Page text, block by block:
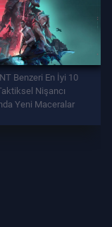
Benzeri En İyi 10
Nişancı
Yeni Maceralar